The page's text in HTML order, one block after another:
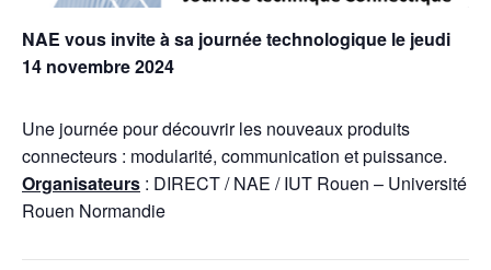
NAE vous invite à sa journée technologique le jeudi
14 novembre 2024
Une journée pour découvrir les nouveaux produits
connecteurs : modularité, communication et puissance.
Organisateurs : DIRECT / NAE / IUT Rouen – Université
Rouen Normandie